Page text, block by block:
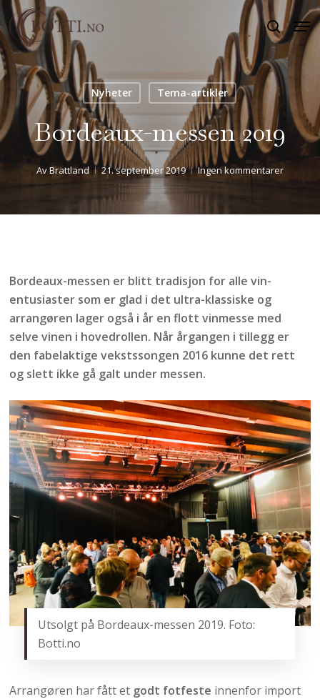
Skip
to
main
content
search
Nyheter Tema-artikler
Bordeaux-messen 2019
AvBrattland 21. september 2019 Ingen kommentarer
Bordeaux-messen er blitt tradisjon for alle vin-
entusiaster som er glad i det ultra-klassiske og
arrangøren lager også i år en flott vinmesse med
selve vinen i hovedrollen. Når årgangen i tillegg er
den fabelaktige vekstssongen 2016 kunne det rett
og slett ikke gå galt under messen.
Utsolgt på Bordeaux-messen 2019. Foto:
Botti.no
Arrangøren har fått et godt fotfeste innenfor import
Close
Menu